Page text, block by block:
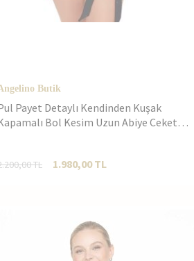
Butik
Payet Detaylı Kendinden Kuşak
Bol Kesim Uzun Abiye Ceket
TL 1.980,00TL